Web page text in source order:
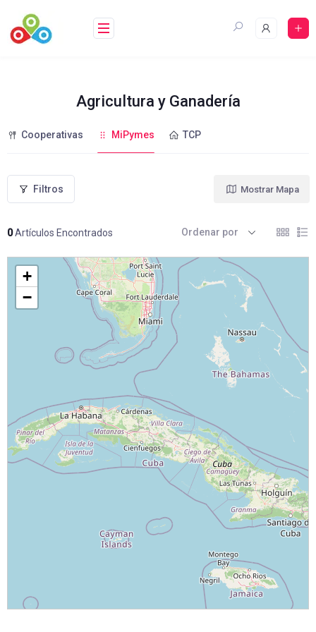
contenido
Agricultura y Ganadería
Cooperativas MiPymes TCP
Filtros
0Artículos Encontrados
Mostrar Mapa
Ordenar por
+
−